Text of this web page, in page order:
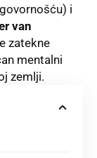
i
van
zatekne
mentalni
zemlji.